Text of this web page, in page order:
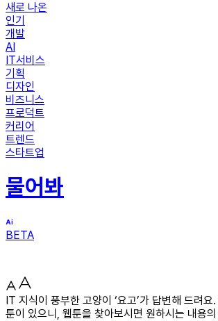
새로 나온
인기
개발
AI
IT서비스
기획
디자인
비즈니스
프로덕트
커리어
트렌드
스타트업
물어봐
BETA
IT 지식이 풍부한 고양이 ‘요고’가 답변해 드려
툰이 있으니, 웹툰을 찾아보시면 원하시는 내용